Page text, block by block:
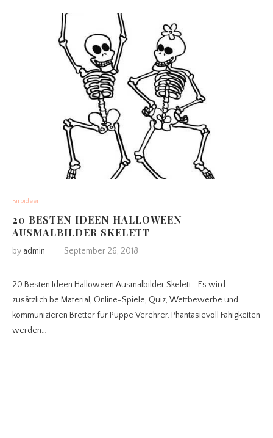
Farbideen
20 BESTEN IDEEN HALLOWEEN
AUSMALBILDER SKELETT
by admin September 26, 2018
20 Besten Ideen Halloween Ausmalbilder Skelett –Es wird
zusätzlich be Material, Online-Spiele, Quiz, Wettbewerbe und
kommunizieren Bretter für Puppe Verehrer. Phantasievoll Fähigkeiten
werden…